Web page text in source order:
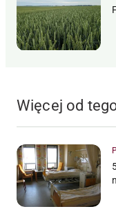
Więcej od